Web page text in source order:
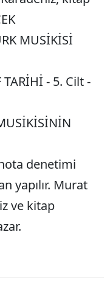
MUSİKİSİ
- 5. Cilt -
denetimi
yapılır. Murat
ve kitap